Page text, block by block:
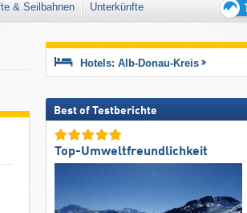
& Seilbahnen
Unterkünfte
für
Hotels: Alb-Donau-Kreis
Best of Testberichte
Top-Umweltfreundlichkeit